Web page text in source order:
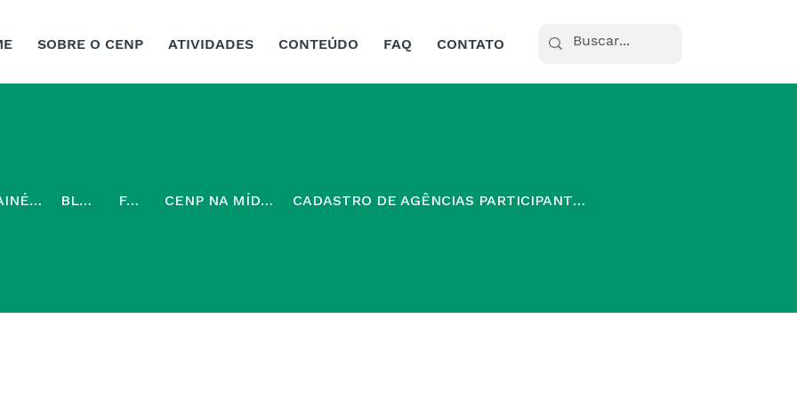
SOBRE O CENP ATIVIDADES CONTEÚDO FAQ CONTATO
BLOG FAQ CENP NA MÍDIA CADASTRO DE AGÊNCIAS PARTICIPANTES